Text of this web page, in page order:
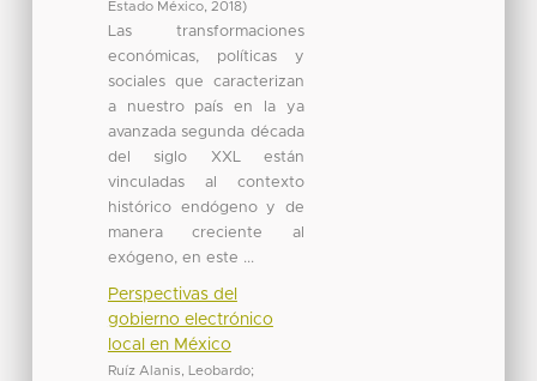
Estado México, 2018)
Las transformaciones
económicas, políticas y
sociales que caracterizan
a nuestro país en la ya
avanzada segunda década
del siglo XXL están
vinculadas al contexto
histórico endógeno y de
manera creciente al
exógeno, en este ...
Perspectivas del
gobierno electrónico
local en México
Ruíz Alanis, Leobardo;